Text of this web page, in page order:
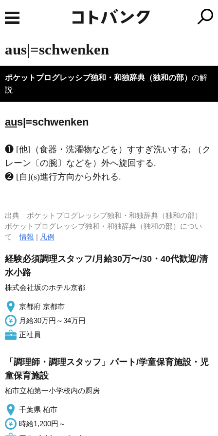
aus|=schwenken
ポケットプログレッシブ独和・和独辞典（独和の部） の解
説
aus|=schwenken
❶ [他]（食器・洗濯物などを）すすぎ洗いする; （ク
レーン〔の腕〕などを）外へ旋回する.
❷ [自](s)進行方向から外れる.
出典 ポケットプログレッシブ独和・和独辞典（独和の部）
ポケットプログレッシブ独和・和独辞典（独和の部）につい
て情報 | 凡例
経験必須調理スタッフ/月給30万〜/30・40代歓迎/清
水小路
株式会社坂のホテル京都
京都府 京都市
月給30万円～34万円
正社員
「調理師・調理スタッフ」パート/学童保育施設・児
童保育施設
柏市立柏第一小学校内の厨房
千葉県 柏市
時給1,200円～